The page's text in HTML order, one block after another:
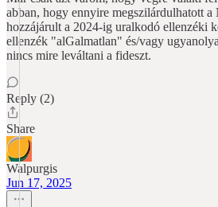
abban, hogy ennyire megszilárdulhatott
hozzájárult a 2024-ig uralkodó ellenzéki
ellenzék "alGalmatlan" és/vagy
nincs mire leváltani a fideszt.
Reply (2)
Share
Walpurgis
Jun 17, 2025